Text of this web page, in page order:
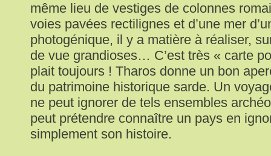
même lieu de vestiges de colonnes
voies pavées rectilignes et d’une mer
photogénique, il y a matière à réaliser,
de vue grandioses… C’est très « carte
plait toujours ! Tharos donne un bon
du patrimoine historique sarde. Un
ne peut ignorer de tels ensembles
peut prétendre connaître un pays en
simplement son histoire.